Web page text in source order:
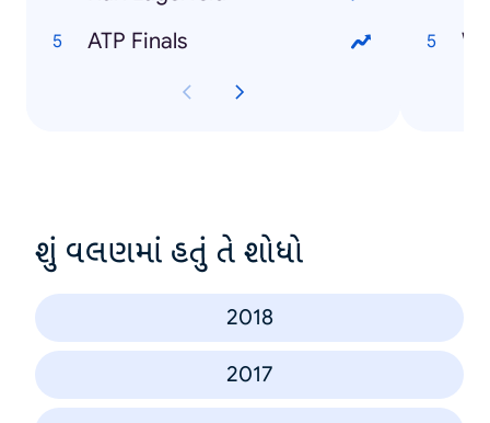
ATP Finals
શું વલણમાં હતું તે શોધો
2018
2017